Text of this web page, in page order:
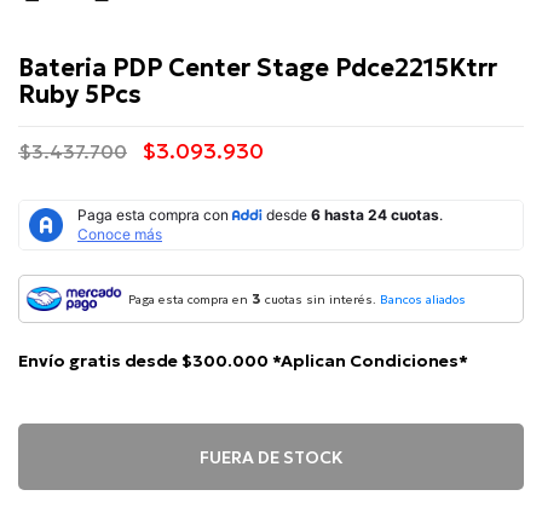
Bateria PDP Center Stage Pdce2215Ktrr
Ruby 5Pcs
$3.437.700 $3.093.930
Paga esta compra en 3 cuotas sin interés. Bancos aliados
Envío gratis desde $300.000 *Aplican Condiciones*
FUERA DE STOCK